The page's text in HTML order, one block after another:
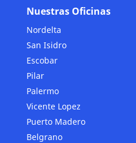
Nuestras Oficinas
Nordelta
San Isidro
Escobar
Pilar
Palermo
Vicente Lopez
Puerto Madero
Belgrano